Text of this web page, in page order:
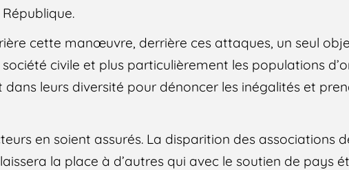
cette manœuvre, derrière ces attaques, un seul
civile et plus particulièrement les populations
dans leurs diversité pour dénoncer les inégalités et
en soient assurés. La disparition des associations
la place à d’autres qui avec le soutien de pays